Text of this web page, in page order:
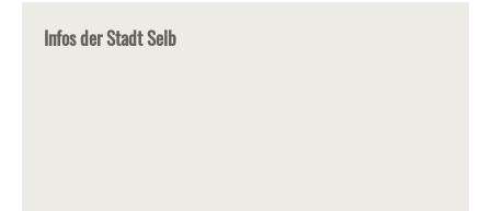
Infos der Stadt Selb